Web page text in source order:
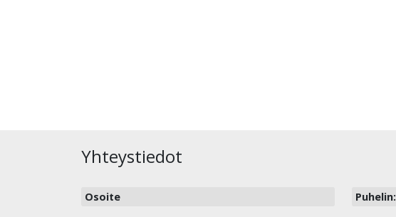
Yhteystiedot
Osoite Puhelin: